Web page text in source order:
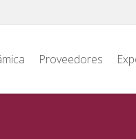
Proveedores